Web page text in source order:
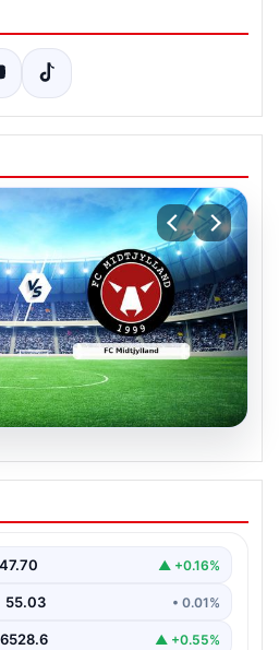
– FC Midtjylland
Yayın Bilgileri
Dalymount…
47.70 ▲ +0.16%
55.03 • 0.01%
6528.6 ▲ +0.55%